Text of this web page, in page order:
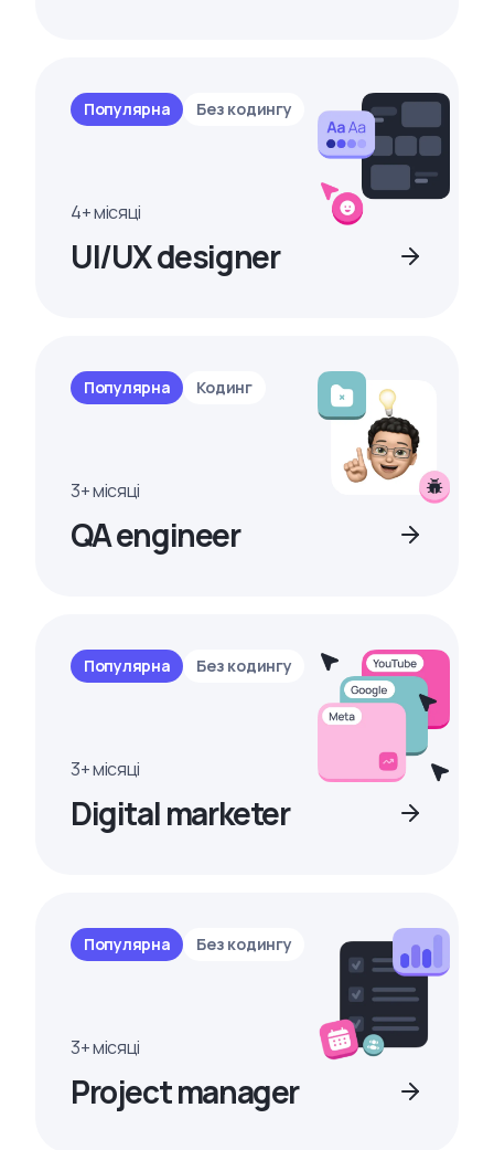
Популярна Без кодингу
4+ місяці
UI/UX designer
Популярна Кодинг
3+ місяці
QA engineer
Популярна Без кодингу
3+ місяці
Digital marketer
Популярна Без кодингу
3+ місяці
Project manager